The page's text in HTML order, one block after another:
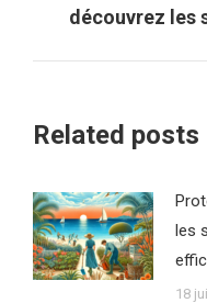
découvrez les
Related posts
les
18